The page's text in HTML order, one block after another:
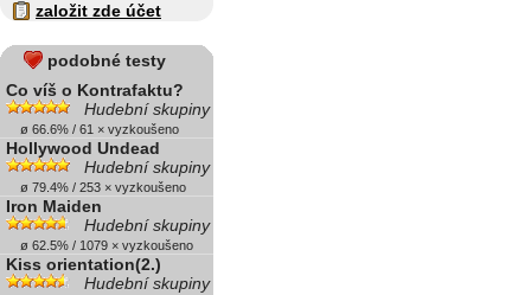
založit zde účet
podobné testy
Co víš o Kontrafaktu?
Hudební skupiny
ø 66.6% / 61 × vyzkoušeno
Hollywood Undead
Hudební skupiny
ø 79.4% / 253 × vyzkoušeno
Iron Maiden
Hudební skupiny
ø 62.5% / 1079 × vyzkoušeno
Kiss orientation(2.)
Hudební skupiny